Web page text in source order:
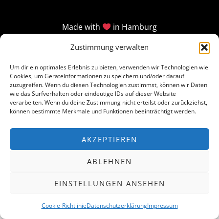
Zustimmung verwalten
Um dir ein optimales Erlebnis zu bieten, verwenden wir Technologien wie
Cookies, um Geräteinformationen zu speichern und/oder darauf
zuzugreifen. Wenn du diesen Technologien zustimmst, können wir Daten
wie das Surfverhalten oder eindeutige IDs auf dieser Website
verarbeiten. Wenn du deine Zustimmung nicht erteilst oder zurückziehst,
können bestimmte Merkmale und Funktionen beeinträchtigt werden.
AKZEPTIEREN
ABLEHNEN
EINSTELLUNGEN ANSEHEN
Cookie-RichtlinieDatenschutzerklärungImpressum
Made with in Hamburg